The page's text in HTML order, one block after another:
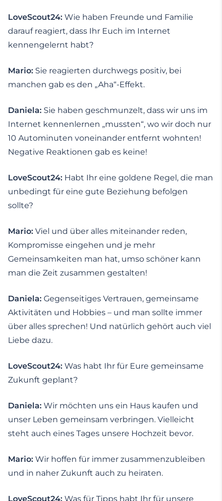
LoveScout24: Wie haben Freunde und Familie
darauf reagiert, dass Ihr Euch im Internet
kennengelernt habt?
Mario: Sie reagierten durchwegs positiv, bei
manchen gab es den „Aha“-Effekt.
Daniela: Sie haben geschmunzelt, dass wir uns im
Internet kennenlernen „mussten“, wo wir doch nur
10 Autominuten voneinander entfernt wohnten!
Negative Reaktionen gab es keine!
LoveScout24: Habt Ihr eine goldene Regel, die man
unbedingt für eine gute Beziehung befolgen
sollte?
Mario: Viel und über alles miteinander reden,
Kompromisse eingehen und je mehr
Gemeinsamkeiten man hat, umso schöner kann
man die Zeit zusammen gestalten!
Daniela: Gegenseitiges Vertrauen, gemeinsame
Aktivitäten und Hobbies – und man sollte immer
über alles sprechen! Und natürlich gehört auch viel
Liebe dazu.
LoveScout24: Was habt Ihr für Eure gemeinsame
Zukunft geplant?
Daniela: Wir möchten uns ein Haus kaufen und
unser Leben gemeinsam verbringen. Vielleicht
steht auch eines Tages unsere Hochzeit bevor.
Mario: Wir hoffen für immer zusammenzubleiben
und in naher Zukunft auch zu heiraten.
LoveScout24: Was für Tipps habt Ihr für unsere